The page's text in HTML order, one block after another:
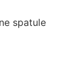
spatule